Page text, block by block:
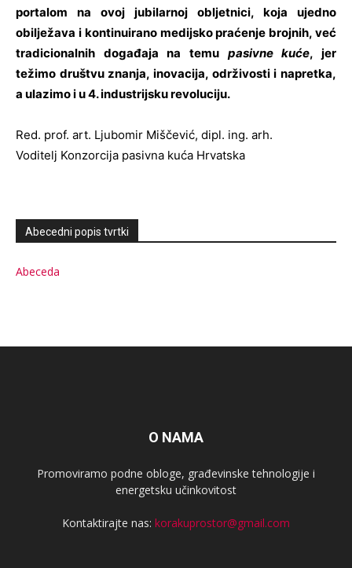
portalom na ovoj jubilarnoj obljetnici, koja ujedno
obilježava i kontinuirano medijsko praćenje brojnih, već
tradicionalnih događaja na temu pasivne kuće, jer
težimo društvu znanja, inovacija, održivosti i napretka,
a ulazimo i u 4. industrijsku revoluciju.
Red. prof. art. Ljubomir Miščević, dipl. ing. arh.
Voditelj Konzorcija pasivna kuća Hrvatska
Abecedni popis tvrtki
Abeceda
O NAMA
Promoviramo podne obloge, građevinske tehnologije i
energetsku učinkovitost
Kontaktirajte nas: korakuprostor@gmail.com